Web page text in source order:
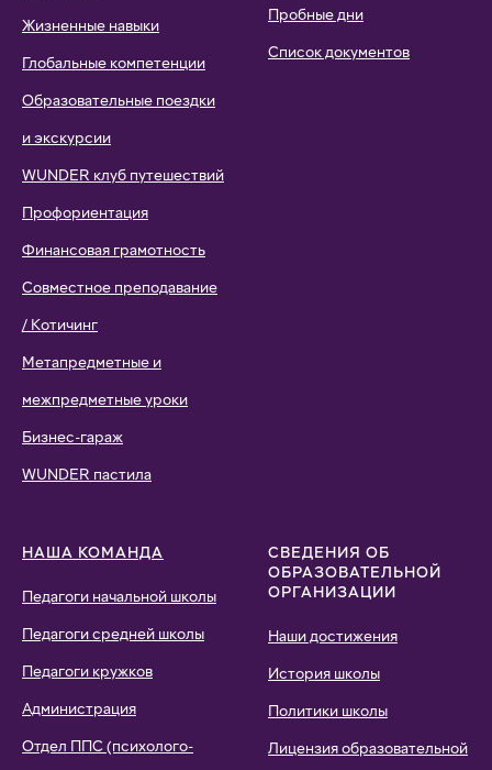
Жизненные навыки
Глобальные компетенции
Образовательные поездки
и экскурсии
WUNDER клуб путешествий
Профориентация
Финансовая грамотность
Совместное преподавание
/ Котичинг
Метапредметные и
межпредметные уроки
Бизнес-гараж
WUNDER пастила
Пробные дни
Список документов
НАША КОМАНДА
Педагоги начальной школы
Педагоги средней школы
Педагоги кружков
Администрация
Отдел ППС (психолого-
СВЕДЕНИЯ ОБ
ОБРАЗОВАТЕЛЬНОЙ
ОРГАНИЗАЦИИ
Наши достижения
История школы
Политики школы
Лицензия образовательной